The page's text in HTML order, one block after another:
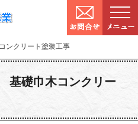
ンクリート塗装工事
基礎巾木コンクリー
リフォームを手がける工務店なら当社へ
店の相澤住建総業
ホーム宮城県仙台市